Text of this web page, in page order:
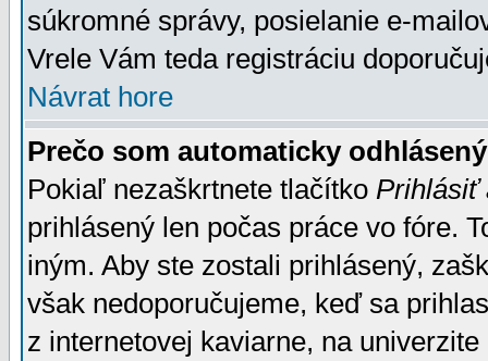
súkromné správy, posielanie e-
Vrele Vám teda registráciu
Návrat hore
Prečo som automaticky
Pokiaľ nezaškrtnete tlačítko Prihlásiť
prihlásený len počas práce vo fóre.
iným. Aby ste zostali prihlásený,
však nedoporučujeme, keď sa
z internetovej kaviarne, na univerzite